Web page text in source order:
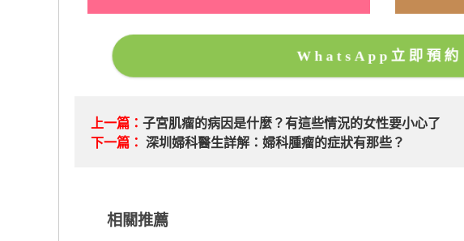
WhatsApp立即預約
上一篇：子宮肌瘤的病因是什麼？有這些情況的女性要小心了
下一篇： 深圳婦科醫生詳解：婦科腫瘤的症狀有那些？
相關推薦